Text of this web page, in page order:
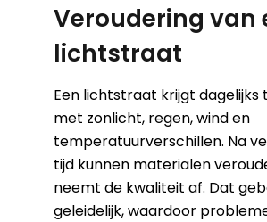
Veroudering van
lichtstraat
Een lichtstraat krijgt dagelijks
met zonlicht, regen, wind en
temperatuurverschillen. Na
tijd kunnen materialen
neemt de kwaliteit af. Dat
geleidelijk, waardoor